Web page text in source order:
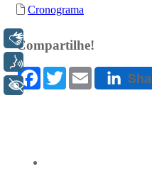
Libras
+ Acessibilidade